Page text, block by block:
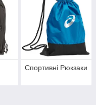
Спортивні Рюкзаки